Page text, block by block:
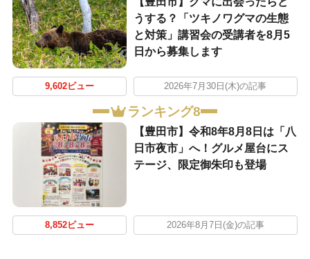
うする？「ツキノワグマの生態
と対策」講習会の受講者を8月5
日から募集します
9,602ビュー 2026年7月30日(木)の記事
ランキング8
【豊田市】令和8年8月8日は「八
日市夜市」へ！グルメ屋台にス
テージ、限定御朱印も登場
8,852ビュー 2026年8月7日(金)の記事